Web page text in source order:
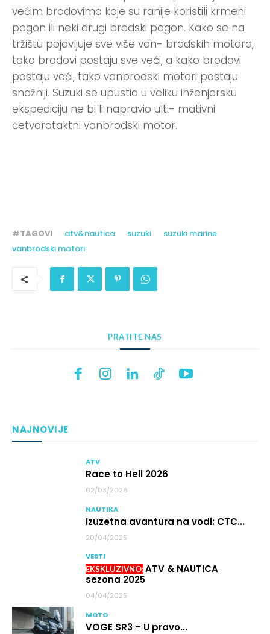
većim brodovima koje su ranije koristili krmeni
pogon ili neki drugi brodski pogon. Kako se na
tržištu pojavljuje sve više van- brodskih motora,
tako brodovi postaju sve veći, a kako brodovi
postaju veći, tako vanbrodski motori postaju
snažniji. Suzuki se upustio u veliku inženjersku
ekspediciju ne bi li napravio ulti- mativni
četvorotaktni vanbrodski motor.
#TAGOVI atv&nautica suzuki
suzuki marine
vanbrodski motori
PRATITE NAS
NAJNOVIJE
ATV
Race to Hell 2026
02/03/2026
NAUTIKA
Izuzetna avantura na vodi: CTC...
20/04/2025
VESTI
ATV & NAUTICA
sezona 2025
04/04/2025
MOTO
VOGE SR3 – U pravo...